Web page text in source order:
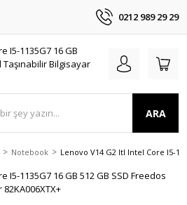
0212 989 29 29
ARA
Notebook Lenovo V14 G2 Itl Intel Core I5-